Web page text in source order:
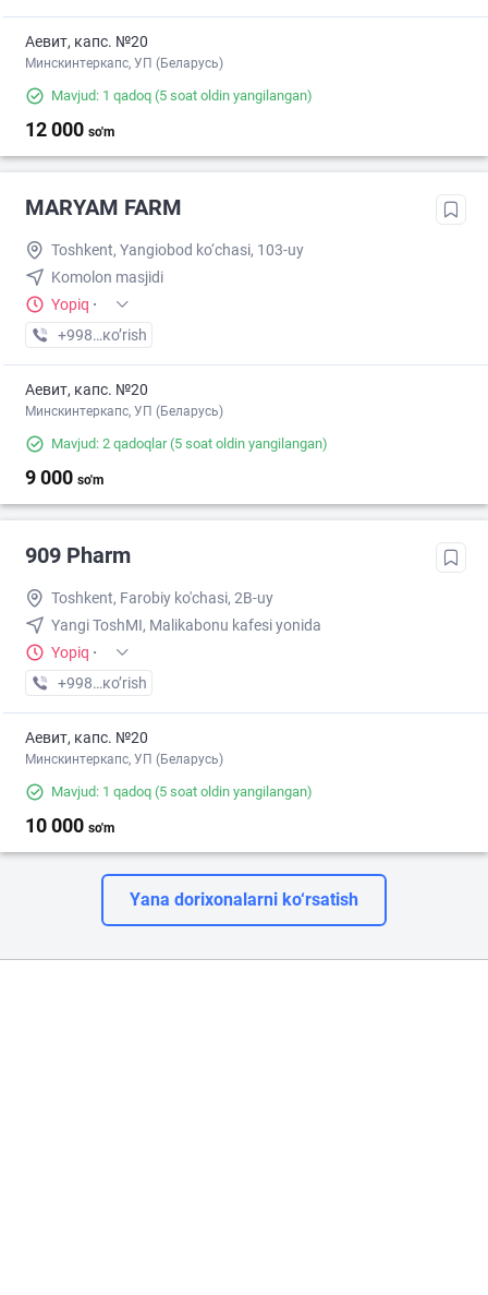
Аевит, капс. №20
Минскинтеркапс, УП (Беларусь)
Mavjud: 1 qadoq (5 soat oldin yangilangan)
12 000 so'm
MARYAM FARM
Toshkent, Yangiobod ko‘chasi, 103-uy
Komolon masjidi
Yopiq ·
+998 (33) XXX-XX-XX
кo’rish
Аевит, капс. №20
Минскинтеркапс, УП (Беларусь)
Mavjud: 2 qadoqlar(5 soat oldin yangilangan)
9 000 so'm
909 Pharm
Toshkent, Farobiy ko'chasi, 2B-uy
Yangi ToshMI, Malikabonu kafesi yonida
Yopiq ·
+998 (95) XXX-XX-XX
кo’rish
Аевит, капс. №20
Минскинтеркапс, УП (Беларусь)
Mavjud: 1 qadoq (5 soat oldin yangilangan)
10 000 so'm
Yana dorixonalarni ko‘rsatish